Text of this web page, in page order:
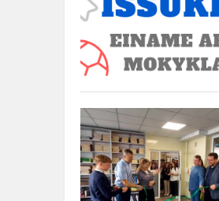
Mokykloje
atidaryta
nauja
biblioteka
-